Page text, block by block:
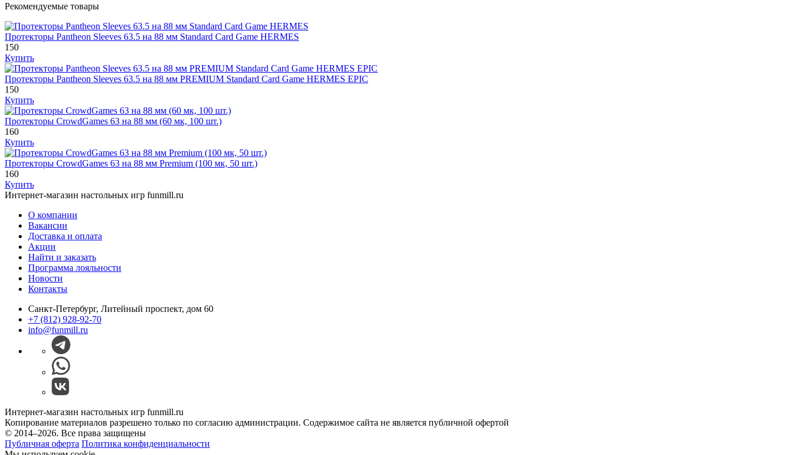
Рекомендуемые товары
Протекторы Pantheon Sleeves 63.5 на 88 мм Standard Card Game HERMES
150
Купить
Протекторы Pantheon Sleeves 63.5 на 88 мм PREMIUM Standard Card Game HERMES EPIC
150
Купить
Протекторы CrowdGames 63 на 88 мм (60 мк, 100 шт.)
160
Купить
Протекторы CrowdGames 63 на 88 мм Premium (100 мк, 50 шт.)
160
Купить
Интернет-магазин настольных игр funmill.ru
О компании
Вакансии
Доставка и оплата
Акции
Найти и заказать
Программа лояльности
Новости
Контакты
Санкт-Петербург, Литейный проспект, дом 60
+7 (812) 928-92-70
info@funmill.ru
Интернет-магазин настольных игр funmill.ru
Копирование материалов разрешено только по согласию администрации. Содержимое сайта не является публичной офертой
© 2014–2026. Все права защищены
Публичная оферта Политика конфиденциальности